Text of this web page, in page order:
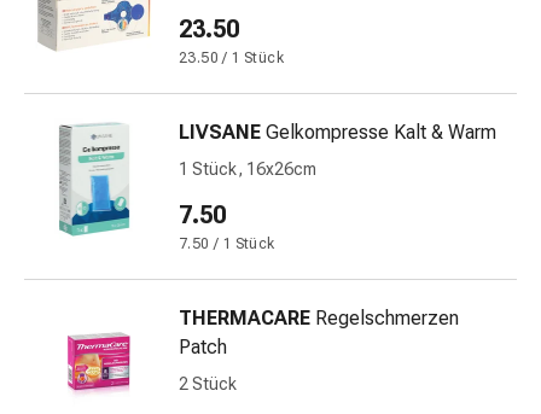
Durchfall
Hämorrhoiden
Magenbrennen
Übelkeit
Erbrechen
Blähungen
Krämpfe
Medizinische
Hautpflege
Ekzeme
23.50
23.50 / 1 Stück
LIVSANE Gelkompresse Kalt & Warm
1 Stück, 16x26cm
7.50
7.50 / 1 Stück
THERMACARE Regelschmerzen
Patch
2 Stück